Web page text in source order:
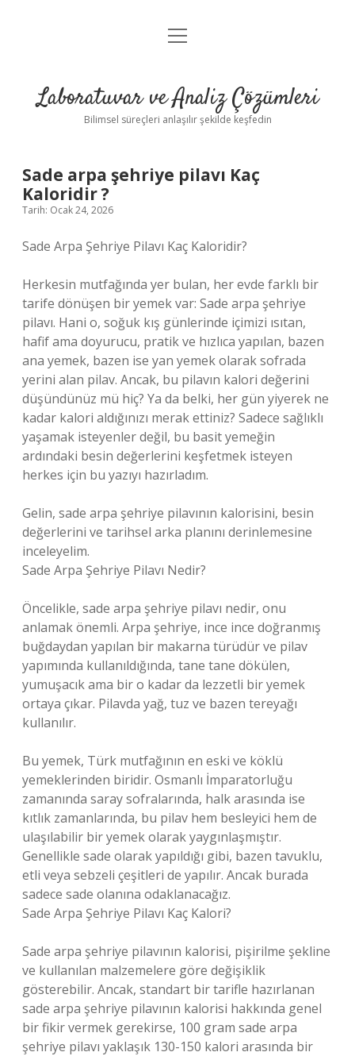
Anasayfa
Yasal Uyarı
menüyü
Laboratuvar ve Analiz Çözümleri
Bilimsel süreçleri anlaşılır şekilde keşfedin
Sade arpa şehriye pilavı Kaç
Kaloridir ?
Tarih: Ocak 24, 2026
Sade Arpa Şehriye Pilavı Kaç Kaloridir?
Herkesin mutfağında yer bulan, her evde farklı bir
tarife dönüşen bir yemek var: Sade arpa şehriye
pilavı. Hani o, soğuk kış günlerinde içimizi ısıtan,
hafif ama doyurucu, pratik ve hızlıca yapılan, bazen
ana yemek, bazen ise yan yemek olarak sofrada
yerini alan pilav. Ancak, bu pilavın kalori değerini
düşündünüz mü hiç? Ya da belki, her gün yiyerek ne
kadar kalori aldığınızı merak ettiniz? Sadece sağlıklı
yaşamak isteyenler değil, bu basit yemeğin
ardındaki besin değerlerini keşfetmek isteyen
herkes için bu yazıyı hazırladım.
Gelin, sade arpa şehriye pilavının kalorisini, besin
değerlerini ve tarihsel arka planını derinlemesine
inceleyelim.
Sade Arpa Şehriye Pilavı Nedir?
Öncelikle, sade arpa şehriye pilavı nedir, onu
anlamak önemli. Arpa şehriye, ince ince doğranmış
buğdaydan yapılan bir makarna türüdür ve pilav
yapımında kullanıldığında, tane tane dökülen,
yumuşacık ama bir o kadar da lezzetli bir yemek
ortaya çıkar. Pilavda yağ, tuz ve bazen tereyağı
kullanılır.
Bu yemek, Türk mutfağının en eski ve köklü
yemeklerinden biridir. Osmanlı İmparatorluğu
zamanında saray sofralarında, halk arasında ise
kıtlık zamanlarında, bu pilav hem besleyici hem de
ulaşılabilir bir yemek olarak yaygınlaşmıştır.
Genellikle sade olarak yapıldığı gibi, bazen tavuklu,
etli veya sebzeli çeşitleri de yapılır. Ancak burada
sadece sade olanına odaklanacağız.
Sade Arpa Şehriye Pilavı Kaç Kalori?
Sade arpa şehriye pilavının kalorisi, pişirilme şekline
ve kullanılan malzemelere göre değişiklik
gösterebilir. Ancak, standart bir tarifle hazırlanan
sade arpa şehriye pilavının kalorisi hakkında genel
bir fikir vermek gerekirse, 100 gram sade arpa
şehriye pilavı yaklaşık 130-150 kalori arasında bir